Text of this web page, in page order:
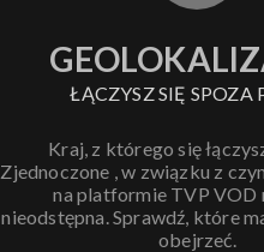
ŁĄCZYSZ SIĘ SPOZA
Kraj, z którego się
Zjednoczone , w związku z
na platformie TVP VOD
nieodstępna. Sprawdź, które
obejrzeć.